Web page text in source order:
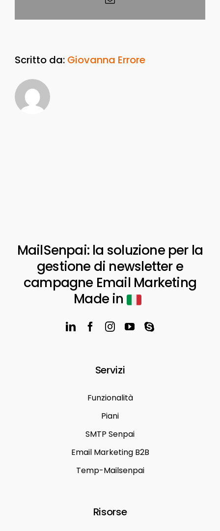
Scritto da: Giovanna Errore
MailSenpai: la soluzione per la
gestione di newsletter e
campagne Email Marketing
Made in
Servizi
Funzionalità
Piani
SMTP Senpai
Email Marketing B2B
Temp-Mailsenpai
Risorse